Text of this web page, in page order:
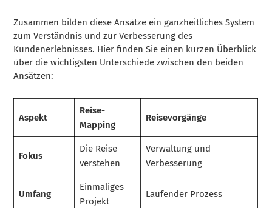
Zusammen bilden diese Ansätze ein ganzheitliches System
zum Verständnis und zur Verbesserung des
Kundenerlebnisses. Hier finden Sie einen kurzen Überblick
über die wichtigsten Unterschiede zwischen den beiden
Ansätzen:
Aspekt
Reise-
Mapping
Reisevorgänge
Fokus
Die Reise
verstehen
Verwaltung und
Verbesserung
Umfang
Einmaliges
Projekt
Laufender Prozess